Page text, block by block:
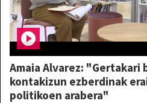
Amaia Alvarez: "Gertakari
kontakizun ezberdinak
politikoen arabera"